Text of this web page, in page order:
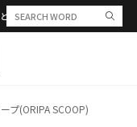
評判・当選報告を解説
プ(ORIPA SCOOP)